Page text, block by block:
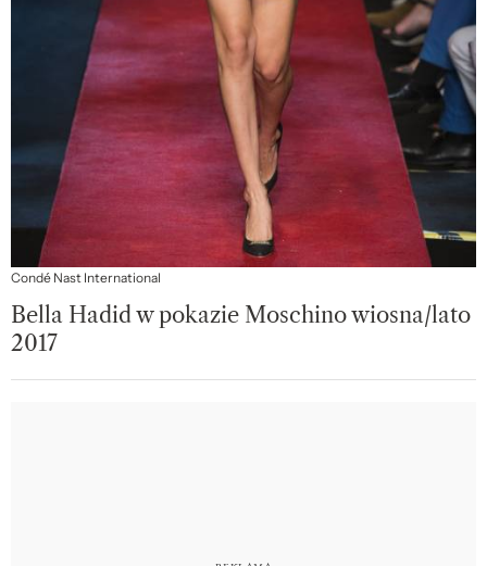
Condé Nast International
Bella Hadid w pokazie Moschino wiosna/lato
2017